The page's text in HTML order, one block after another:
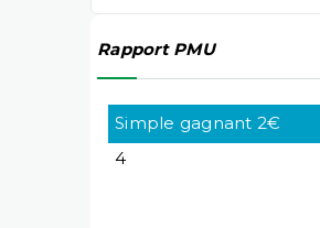
Rapport PMU
Simple gagnant 2€
4